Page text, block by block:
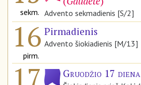
sekm. Advento sekmadienis [S/2]
16
pirm.
Pirmadienis
Advento šiokiadienis [M/13]
Gruodžio 17 diena